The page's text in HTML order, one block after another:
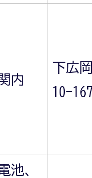
内
下広
10-
池、